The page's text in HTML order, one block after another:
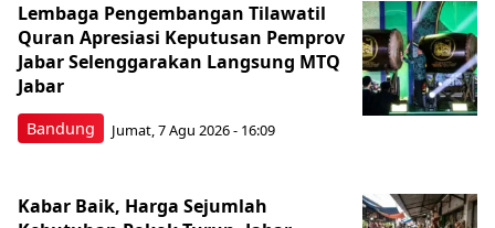
Bandung
Lembaga Pengembangan Tilawatil
Quran Apresiasi Keputusan Pemprov
Jabar Selenggarakan Langsung MTQ
Jabar
Jumat, 7 Agu 2026 - 16:09
Kabar Baik, Harga Sejumlah